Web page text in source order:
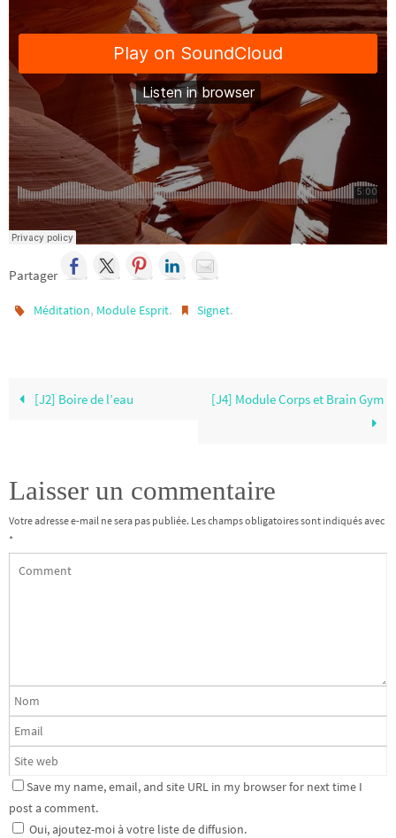
Partager
Méditation, Module Esprit. Signet.
[J2] Boire de l’eau [J4] Module Corps et Brain Gym
Laisser un commentaire
Votre adresse e-mail ne sera pas publiée. Les champs obligatoires sont indiqués avec
*
Save my name, email, and site URL in my browser for next time I
post a comment.
Oui, ajoutez-moi à votre liste de diffusion.